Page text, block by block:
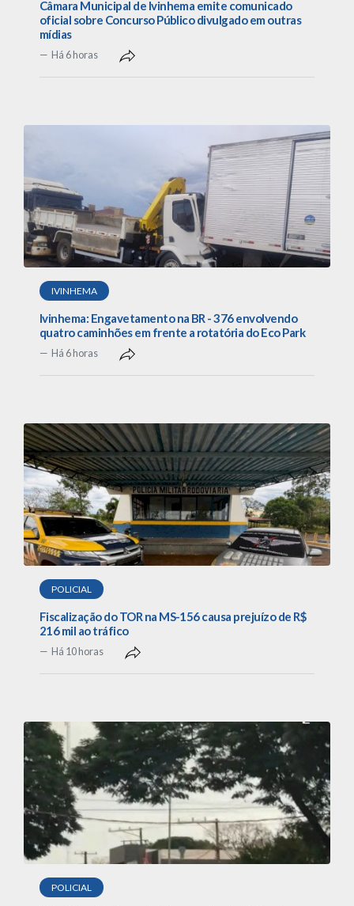
Câmara Municipal de Ivinhema emite comunicado
oficial sobre Concurso Público divulgado em outras
mídias
Há 6 horas
IVINHEMA
Ivinhema: Engavetamento na BR - 376 envolvendo
quatro caminhões em frente a rotatória do Eco Park
Há 6 horas
POLICIAL
Fiscalização do TOR na MS-156 causa prejuízo de R$
216 mil ao tráfico
Há 10 horas
POLICIAL